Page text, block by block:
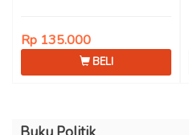
Adrenal Stezen, S.H., M.H.
Rp 135.000
BELI